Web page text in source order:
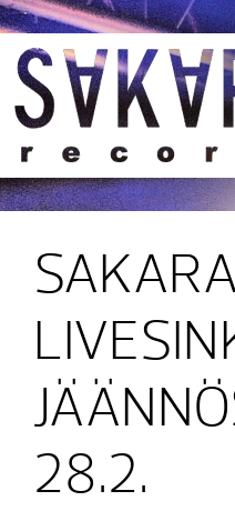
28.2.